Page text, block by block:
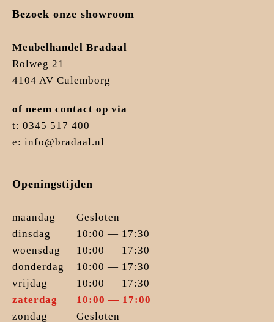
Bezoek onze showroom
Meubelhandel Bradaal
Rolweg 21
4104 AV Culemborg
of neem contact op via
t: 0345 517 400
e: info@bradaal.nl
Openingstijden
maandag
Gesloten
dinsdag
10:00 — 17:30
woensdag
10:00 — 17:30
donderdag
10:00 — 17:30
vrijdag
10:00 — 17:30
zaterdag
10:00 — 17:00
zondag
Gesloten